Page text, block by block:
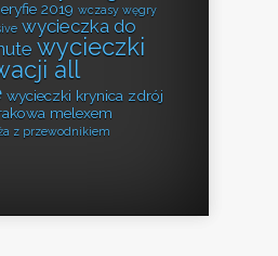
2019 wczasy węgry
wycieczka do
wycieczki
all
wycieczki krynica zdrój
melexem
z przewodnikiem